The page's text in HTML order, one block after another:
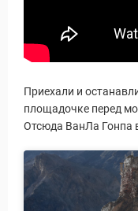
Приехали и
площадочке перед
Отсюда ВанЛа Гонпа